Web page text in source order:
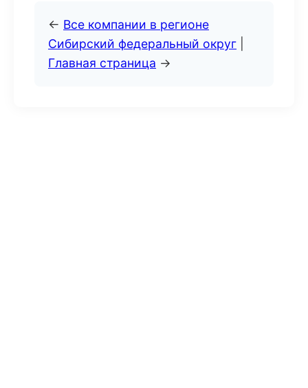
← Все компании в регионе
Сибирский федеральный округ
Главная страница →